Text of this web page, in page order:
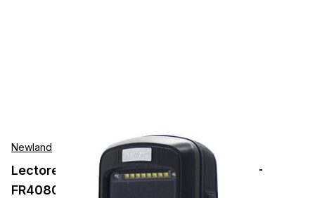
Newland
Lectores de Presentación Newland NLS-
FR4080-20